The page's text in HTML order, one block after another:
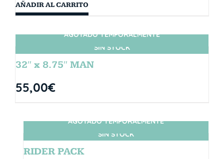
AÑADIR AL CARRITO
SIN STOCK
AGOTADO TEMPORALMENTE
32″ x 8.75″ MAN
55,00€
SIN STOCK
AGOTADO TEMPORALMENTE
RIDER PACK